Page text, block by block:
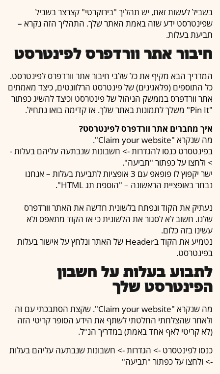
בשביל לעשות זאת, יש תהליך "בירוקרטי" קצרצר בשביל
שפינטרסט ידע שזה באמת האתר שלך. התהליך הזה נקרא –
תביעת בעלות.
חיבור אתר וורדפרס לפינטרסט
המדריך הבא מקיף את כל שלבי חיבור אתר וורדפרס לפינטרסט.
כל התוספים (פלאגינים) של פינטרסט הרלוונטים, כיצד מאמתים
אתר וורדפרס בממשק הניהול של פינטרסט וכיצד להשיג כפתור
"Pin It" משלך לתמונות באתר שלך. אז קדימה בואו נתחיל.
איך מחברים אתר וורדפרס לפינטרסט?
מה שנקרא "Claim your website".
בפינטסרט כנסו להגדרות -> חשבונות שנבתעה עליהם בעלות -
> ולחצו על כפתור "תביעה".
ישר יקפוץ לו פופאפ עם 3 אופציות לתביעת בעלות – אנחנו
נבחר באופציית הראשונה – "הוספת תג HTML".
נעתיק את הקוד ונפתח בלשונית חדשה את האתר וורדפרס
שלנו. חשוב לא לסגור את הלשונית כי אז הקוד מתאפס ולא
עשינו בזה כלום.
נטמיע את הקוד בHeader של האתר ונלחץ על אישור בעלות
בפינטרסט.
לתבוע בעלות על חשבון
הפינטרסט שלך
מה שנקרא "Claim your website". שקצת הסתבכתי עם זה
ולאחר שהצלחתי החלטתי לשתף את הידע הסופר קריטי הזה
(לא קריטי לאף אחד באמת) במדריך הנ"ל.
כנסו לפינטסרט -> הגדרות -> חשבונות שנבתעה עליהם בעלות
-> ולחצו על כפתור "תביעה"